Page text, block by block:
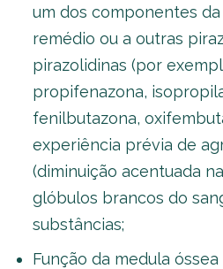
um dos componentes
remédio ou a outras
pirazolidinas (por
propifenazona,
fenilbutazona,
experiência prévia de
(diminuição acentuada
glóbulos brancos do
substâncias;
Função da medula